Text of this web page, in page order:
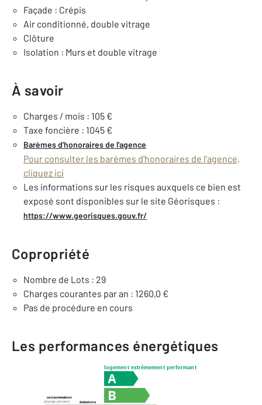
Façade : Crépis
Air conditionné, double vitrage
Clôture
Isolation : Murs et double vitrage
À savoir
Charges / mois : 105 €
Taxe foncière : 1045 €
Barèmes d'honoraires de l'agence
Pour consulter les barèmes d'honoraires de l'agence,
cliquez ici
Les informations sur les risques auxquels ce bien est
exposé sont disponibles sur le site Géorisques :
https://www.georisques.gouv.fr/
Copropriété
Nombre de Lots : 29
Charges courantes par an : 1260,0 €
Pas de procédure en cours
Les performances énergétiques
logement extrêmement performant
consommation
émissions
(énergie primaire)